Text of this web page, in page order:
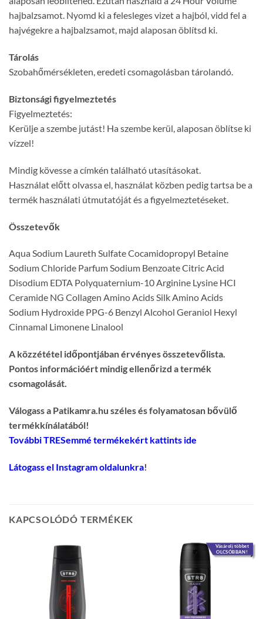
hajbalzsamot. Nyomd ki a felesleges vizet a hajból, vidd fel a
hajvégekre a hajbalzsamot, majd alaposan öblítsd ki.
Tárolás
Szobahőmérsékleten, eredeti csomagolásban tárolandó.
Biztonsági figyelmeztetés
Figyelmeztetés:
Kerülje a szembe jutást! Ha szembe kerül, alaposan öblítse ki
vízzel!
Mindig kövesse a címkén található utasításokat.
Használat előtt olvassa el, használat közben pedig tartsa be a
termék használati útmutatóját és a figyelmeztetéseket.
Összetevők
Aqua Sodium Laureth Sulfate Cocamidopropyl Betaine
Sodium Chloride Parfum Sodium Benzoate Citric Acid
Disodium EDTA Polyquaternium-10 Arginine Lysine HCI
Ceramide NG Collagen Amino Acids Silk Amino Acids
Sodium Hydroxide PPG-6 Benzyl Alcohol Geraniol Hexyl
Cinnamal Limonene Linalool
A közzététel időpontjában érvényes összetevőlista.
Pontos információért mindig ellenőrizd a termék
csomagolását.
Válogass a Patikamra.hu széles és folyamatosan bővülő
termékkínálatából!
További TRESemmé termékekért kattints ide
Látogass el Instagram oldalunkra!
KAPCSOLÓDÓ TERMÉKEK
Vásárolj többet
OLCSÓBBAN!